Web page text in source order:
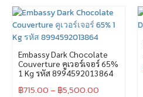
Embassy Dark Chocolate
Couverture คูเวอร์เจอร์ 65%
1 Kg รหัส 8994592013864
฿715.00– ฿5,500.00